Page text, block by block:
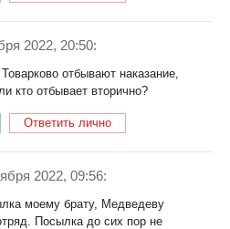
2022, 20:50:
отбывают наказание,
кто отбывает вторично?
Ответить лично
2022, 09:56:
моему брату, Медведеву
Посылка до сих пор не